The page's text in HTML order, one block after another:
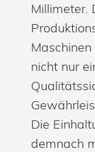
Millimeter.
nicht nur
Die
demnach